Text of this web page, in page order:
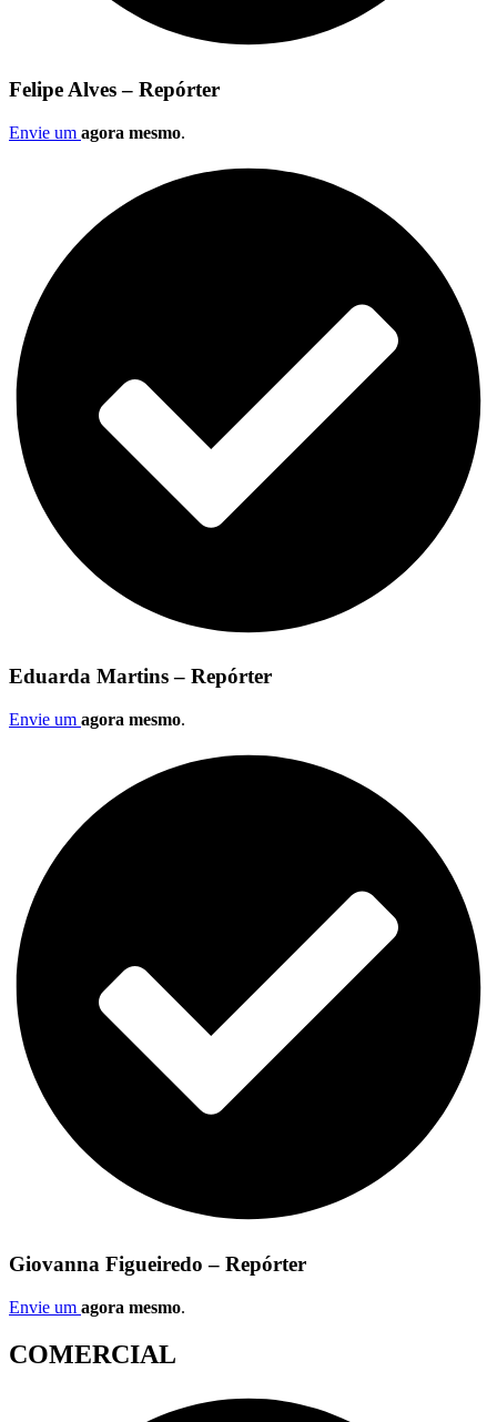
Felipe Alves – Repórter
Envie um agora mesmo.
Eduarda Martins – Repórter
Envie um agora mesmo.
Giovanna Figueiredo – Repórter
Envie um agora mesmo.
COMERCIAL